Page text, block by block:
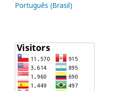
Português (Brasil)